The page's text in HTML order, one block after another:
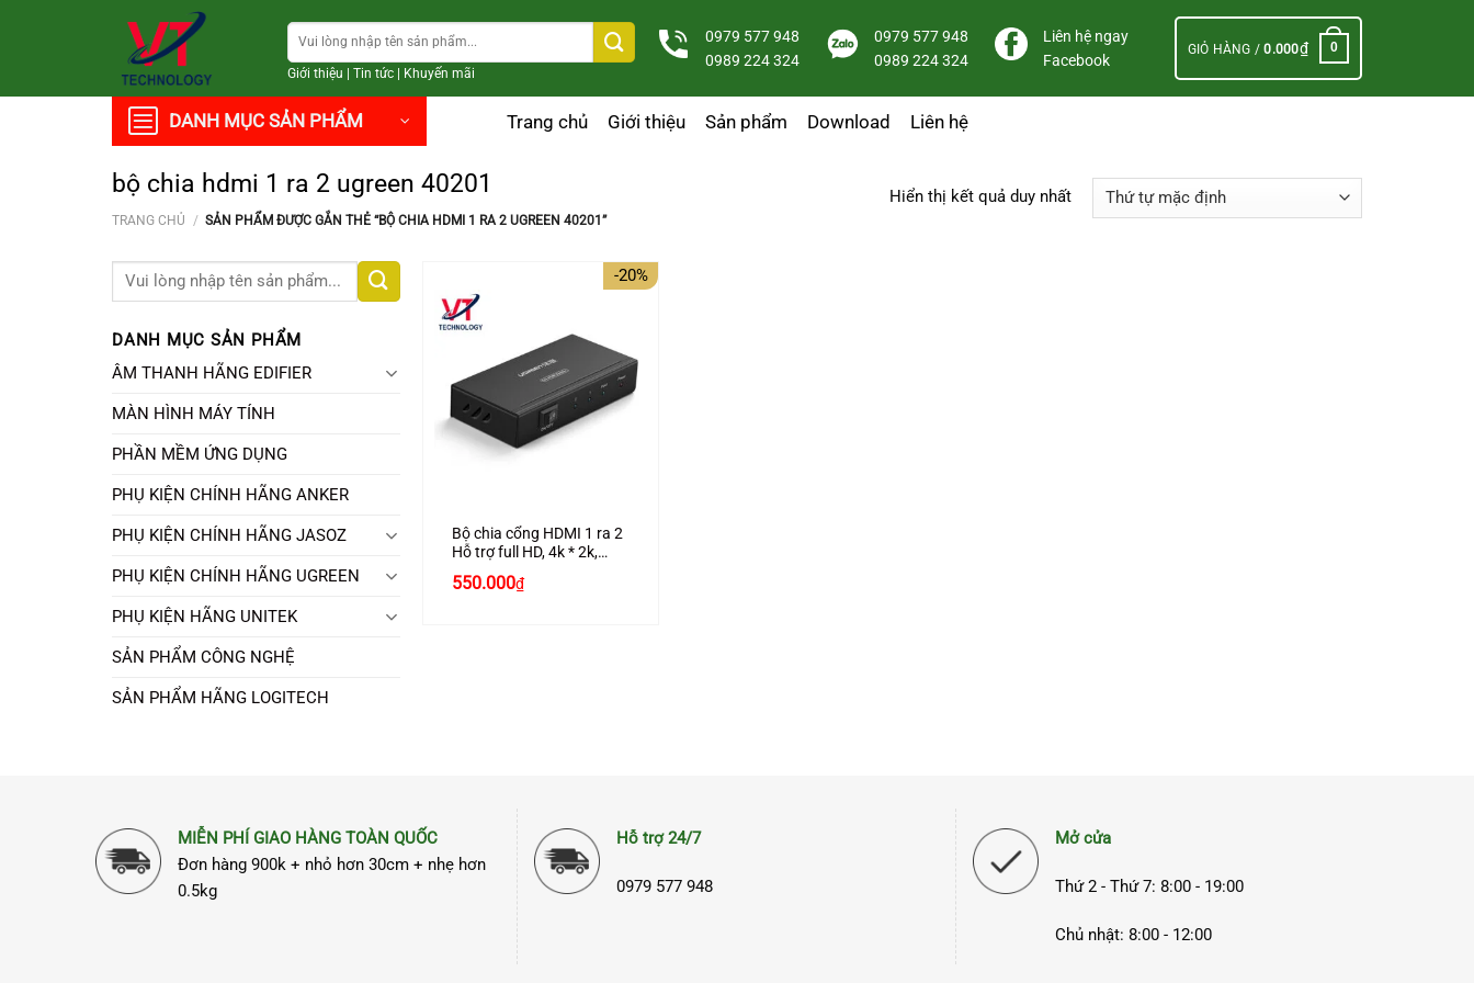
Tìm
kiếm:
Giới thiệu Tin tức| Khuyến mãi
0979 577 948
0989 224 324
0979 577 948
0989 224 324
Liên hệ ngay
Facebook
GIỎ HÀNG /0.000₫ 0
DANH MỤC SẢN PHẨM Trang chủ Giới thiệu Sản phẩm Download Liên hệ
bộ chia hdmi 1 ra 2 ugreen 40201
TRANG CHỦ / SẢN PHẨM ĐƯỢC GẮN THẺ “BỘ CHIA HDMI 1 RA 2 UGREEN 40201”
Hiển thị kết quả duy nhất
Tìm
DANH MỤC SẢN PHẨM
ÂM THANH HÃNG EDIFIER
MÀN HÌNH MÁY TÍNH
PHẦN MỀM ỨNG DỤNG
PHỤ KIỆN CHÍNH HÃNG ANKER
PHỤ KIỆN CHÍNH HÃNG JASOZ
PHỤ KIỆN CHÍNH HÃNG UGREEN
PHỤ KIỆN HÃNG UNITEK
SẢN PHẨM CÔNG NGHỆ
SẢN PHẨM HÃNG LOGITECH
-20%
Bộ chia cổng HDMI 1 ra 2
Hỗ trợ full HD, 4k * 2k,
40201 Cao cấp
Giá
550.000₫Giá
hiện
MIỄN PHÍ GIAO HÀNG TOÀN QUỐC
Đơn hàng 900k + nhỏ hơn 30cm + nhẹ hơn
0.5kg
Hỗ trợ 24/7
0979 577 948
Mở cửa
Thứ 2 - Thứ 7: 8:00 - 19:00
Chủ nhật: 8:00 - 12:00